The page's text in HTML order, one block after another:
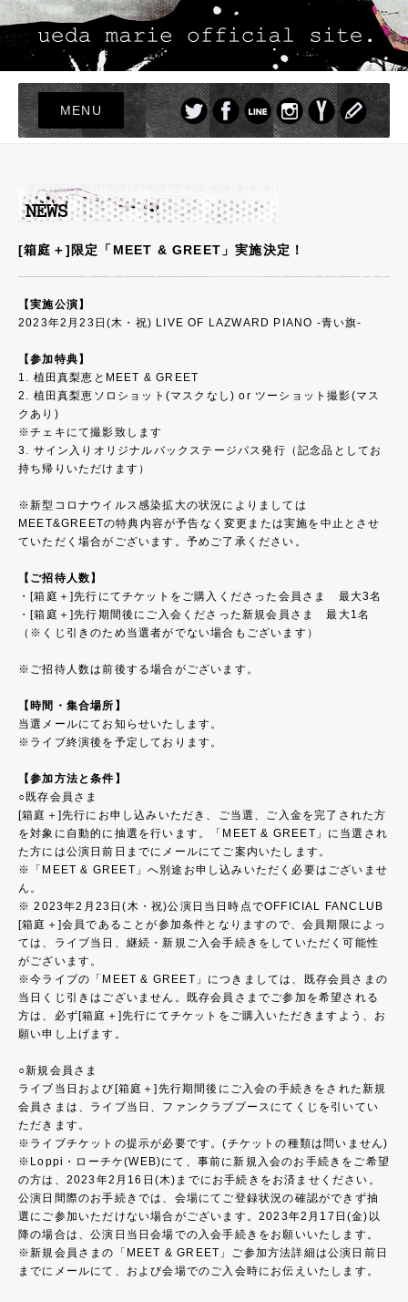
MENU
LIVE
NEWS
PROFILE
DISCOGRAPHY
PHOTO
GOODS
[箱庭＋]限定「MEET & GREET」実施決定！
【実施公演】
2023年2月23日(木・祝) LIVE OF LAZWARD PIANO -青い旗-
【参加特典】
1. 植田真梨恵とMEET & GREET
2. 植田真梨恵ソロショット(マスクなし) or ツーショット撮影(マス
クあり)
※チェキにて撮影致します
3. サイン入りオリジナルバックステージパス発行（記念品としてお
持ち帰りいただけます）
※新型コロナウイルス感染拡大の状況によりましては
MEET&GREETの特典内容が予告なく変更または実施を中止とさせ
ていただく場合がございます。予めご了承ください。
【ご招待人数】
・[箱庭＋]先行にてチケットをご購入くださった会員さま 最大3名
・[箱庭＋]先行期間後にご入会くださった新規会員さま 最大1名
（※くじ引きのため当選者がでない場合もございます）
※ご招待人数は前後する場合がございます。
【時間・集合場所】
当選メールにてお知らせいたします。
※ライブ終演後を予定しております。
【参加方法と条件】
○既存会員さま
[箱庭＋]先行にお申し込みいただき、ご当選、ご入金を完了された方
を対象に自動的に抽選を行います。「MEET & GREET」に当選され
た方には公演日前日までにメールにてご案内いたします。
※「MEET & GREET」へ別途お申し込みいただく必要はございませ
ん。
※ 2023年2月23日(木・祝)公演日当日時点でOFFICIAL FANCLUB
[箱庭＋]会員であることが参加条件となりますので、会員期限によっ
ては、ライブ当日、継続・新規ご入会手続きをしていただく可能性
がございます。
※今ライブの「MEET & GREET」につきましては、既存会員さまの
当日くじ引きはございません。既存会員さまでご参加を希望される
方は、必ず[箱庭＋]先行にてチケットをご購入いただきますよう、お
願い申し上げます。
○新規会員さま
ライブ当日および[箱庭＋]先行期間後にご入会の手続きをされた新規
会員さまは、ライブ当日、ファンクラブブースにてくじを引いてい
ただきます。
※ライブチケットの提示が必要です。(チケットの種類は問いません)
※Loppi・ローチケ(WEB)にて、事前に新規入会のお手続きをご希望
の方は、2023年2月16日(木)までにお手続きをお済ませください。
公演日間際のお手続きでは、会場にてご登録状況の確認ができず抽
選にご参加いただけない場合がございます。2023年2月17日(金)以
降の場合は、公演日当日会場での入会手続きをお願いいたします。
※新規会員さまの「MEET & GREET」ご参加方法詳細は公演日前日
までにメールにて、および会場でのご入会時にお伝えいたします。